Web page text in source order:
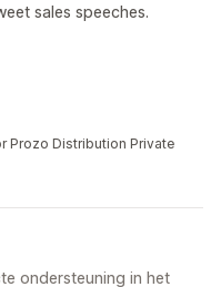
sales speeches.
Prozo Distribution Private
ondersteuning in het